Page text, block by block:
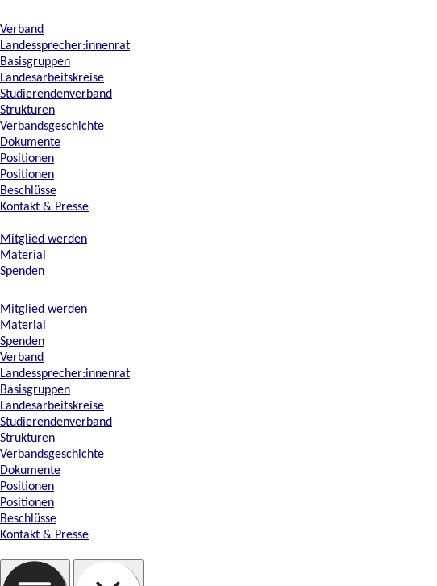
Verband
Landessprecher:innenrat
Basisgruppen
Landesarbeitskreise
Studierendenverband
Strukturen
Verbandsgeschichte
Dokumente
Positionen
Positionen
Beschlüsse
Kontakt & Presse
Mitglied werden
Material
Spenden
Mitglied werden
Material
Spenden
Verband
Landessprecher:innenrat
Basisgruppen
Landesarbeitskreise
Studierendenverband
Strukturen
Verbandsgeschichte
Dokumente
Positionen
Positionen
Beschlüsse
Kontakt & Presse